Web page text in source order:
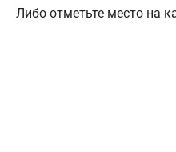
Либо отметьте место на